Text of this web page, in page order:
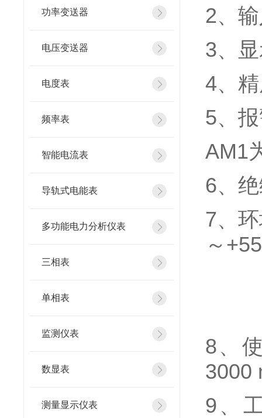
功率变送器
电压变送器
电度表
频率表
智能电流表
导轨式电能表
多功能电力分析仪表
三相表
单相表
监测仪表
数显表
测量显示仪表
2、
3、
4、
5、
AM1
6、
7、
～
8、
3000
9、